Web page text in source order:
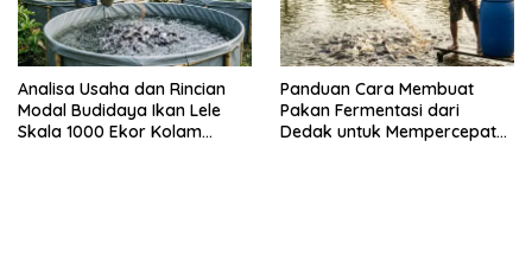
Analisa Usaha dan Rincian
Modal Budidaya Ikan Lele
Skala 1000 Ekor Kolam
Panduan Cara Membuat
Pakan Fermentasi dari
Dedak untuk Mempercepat